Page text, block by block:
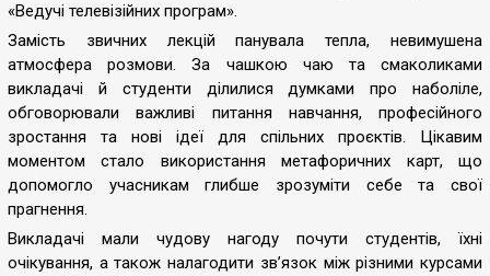
«Ведучі телевізійних програм».
Замість звичних лекцій панувала тепла, невимушена
атмосфера розмови. За чашкою чаю та смаколиками
викладачі й студенти ділилися думками про наболіле,
обговорювали важливі питання навчання, професійного
зростання та нові ідеї для спільних проєктів. Цікавим
моментом стало використання метафоричних карт, що
допомогло учасникам глибше зрозуміти себе та свої
прагнення.
Викладачі мали чудову нагоду почути студентів, їхні
очікування, а також налагодити зв’язок між різними курсами